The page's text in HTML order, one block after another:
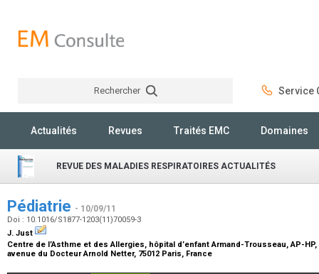
Rechercher Service
Actualités Revues Traités EMC Domaines
REVUE DES MALADIES RESPIRATOIRES ACTUALITÉS
Pédiatrie - 10/09/11
Doi : 10.1016/S1877-1203(11)70059-3
J. Just
Centre de l’Asthme et des Allergies, hôpital d’enfant Armand-Trousseau, AP-
avenue du Docteur Arnold Netter, 75012 Paris, France